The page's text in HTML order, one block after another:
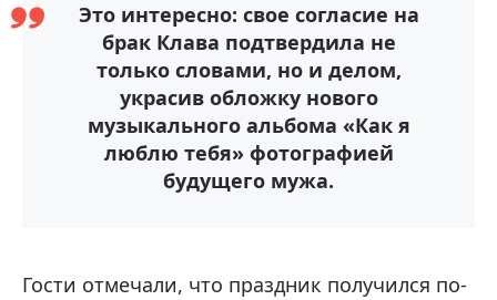
Это интересно: свое согласие на
брак Клава подтвердила не
только словами, но и делом,
украсив обложку нового
музыкального альбома «Как я
люблю тебя» фотографией
будущего мужа.
Гости отмечали, что праздник получился по-